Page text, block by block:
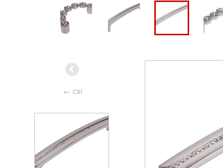
← Ctrl